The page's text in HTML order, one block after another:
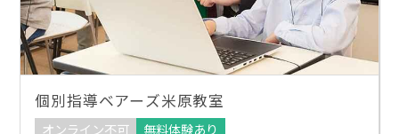
個別指導ベアーズ米原教室
オンライン不可
無料体験あり